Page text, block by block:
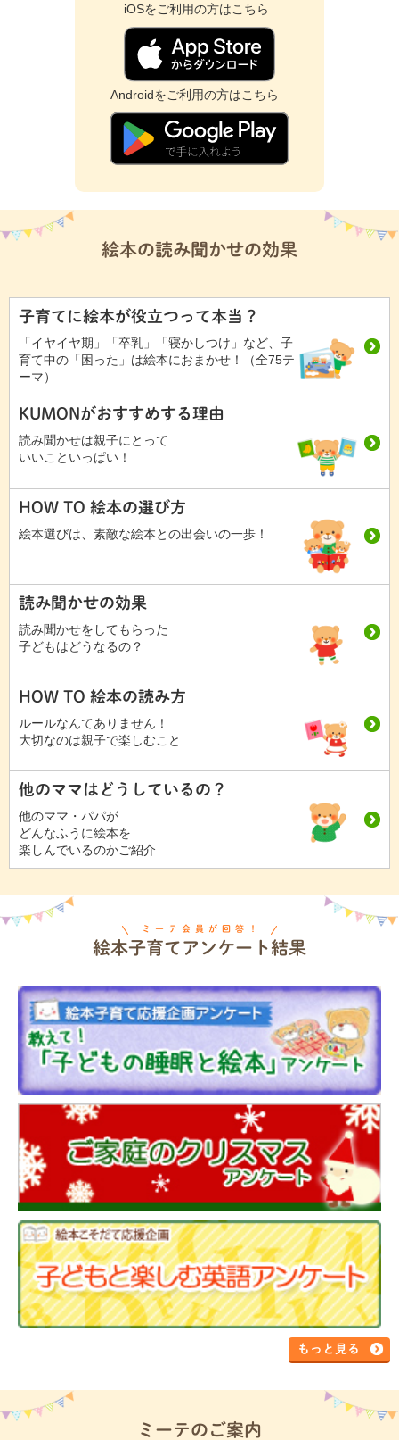
iOSをご利用の方はこちら
Androidをご利用の方はこちら
絵本の読み聞かせの効果
子育てに絵本が役立つって本当？
「イヤイヤ期」「卒乳」「寝かしつけ」など、子
育て中の「困った」は絵本におまかせ！（全75テ
ーマ）
KUMONがおすすめする理由
読み聞かせは親子にとって
いいこといっぱい！
HOW TO 絵本の選び方
絵本選びは、素敵な絵本との出会いの一歩！
読み聞かせの効果
読み聞かせをしてもらった
子どもはどうなるの？
HOW TO 絵本の読み方
ルールなんてありません！
大切なのは親子で楽しむこと
他のママはどうしているの？
他のママ・パパが
どんなふうに絵本を
楽しんでいるのかご紹介
ミーテ会員が回答！
絵本子育てアンケート結果
もっと見る
ミーテのご案内